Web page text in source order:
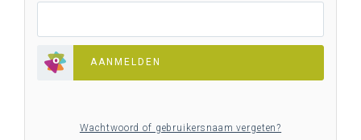
AANMELDEN
Wachtwoord of gebruikersnaam vergeten?